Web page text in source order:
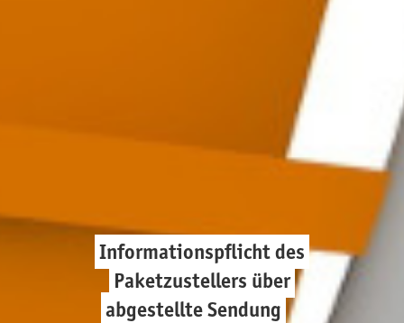
Informationspflicht des
Paketzustellers über
abgestellte Sendung